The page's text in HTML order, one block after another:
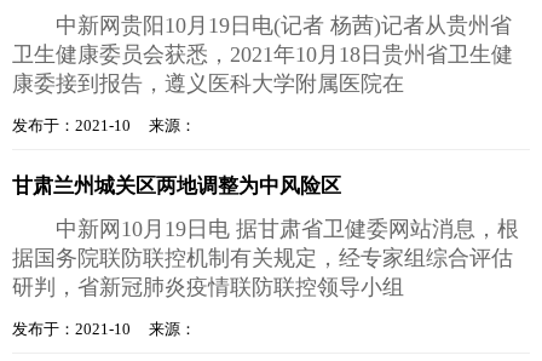
中新网贵阳10月19日电(记者 杨茜)记者从贵州省
卫生健康委员会获悉，2021年10月18日贵州省卫生健
康委接到报告，遵义医科大学附属医院在
发布于：2021-10 来源：
甘肃兰州城关区两地调整为中风险区
中新网10月19日电 据甘肃省卫健委网站消息，根
据国务院联防联控机制有关规定，经专家组综合评估
研判，省新冠肺炎疫情联防联控领导小组
发布于：2021-10 来源：